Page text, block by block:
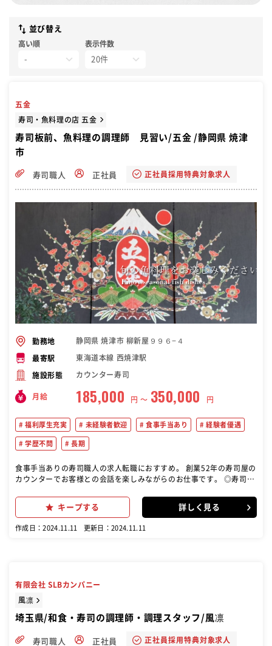
並び替え
高い順 表示件数
五金
寿司・魚料理の店 五金
寿司板前、魚料理の調理師 見習い/五金 /静岡県 焼津
市
寿司職人 正社員 正社員採用特典対象求人
勤務地 静岡県 焼津市 柳新屋９９６−４
最寄駅 東海道本線 西焼津駅
施設形態 カウンター寿司
月給 185,000 円 〜 350,000 円
福利厚生充実 未経験者歓迎 食事手当あり 経験者優遇
学歴不問 長期
食事手当ありの寿司職人の求人転職におすすめ。 創業52年の寿司屋の
カウンターでお客様との会話を楽しみながらのお仕事です。 ◎寿司、
したお仕事をして頂きます ＊午前中は仕入れた魚の水洗いなどの仕込
みが中心になります。 ＊カウンターではお客様との会話を楽しみなが
ら寿司や刺身の提供をお願いします。 ＊調理場では一品料理や宴会料
キープする 詳しく見る
作成日：2024.11.11 更新日：2024.11.11
有限会社 SLBカンパニー
風凛
埼玉県/和食・寿司の調理師・調理スタッフ/風凛
寿司職人 正社員 正社員採用特典対象求人